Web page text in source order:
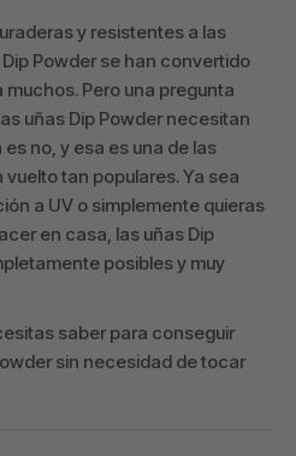
y resistentes a las
Powder se han convertido
Pero una pregunta
uñas Dip Powder necesitan
no, y esa es una de las
tan populares. Ya sea
a UV o simplemente quieras
en casa, las uñas Dip
posibles y muy
saber para conseguir
sin necesidad de tocar